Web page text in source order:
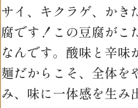
サイ、キクラゲ、かき
腐です！この豆腐がこ
なんです。酸味と辛味
麺だからこそ、全体を
み、味に一体感を生み